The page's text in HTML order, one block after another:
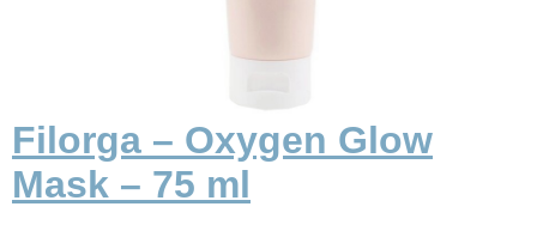
Filorga – Oxygen Glow
Mask – 75 ml